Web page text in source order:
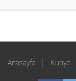
Anasayfa Künye